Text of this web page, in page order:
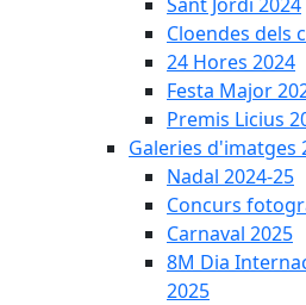
Cloendes dels
24 Hores 2024
Festa Major
Premis Licius
Galeries d'imatges
Nadal 2024-25
Concurs
Carnaval 2025
8M Dia
2025